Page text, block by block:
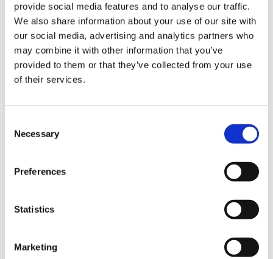
provide social media features and to analyse our traffic.
We also share information about your use of our site with
our social media, advertising and analytics partners who
may combine it with other information that you’ve
provided to them or that they’ve collected from your use
of their services.
Selection
Necessary
Preferences
Statistics
Marketing
Triscan spiralfjeder 8750 27166, Volvo Volvo XC40
Recharge
Recharge